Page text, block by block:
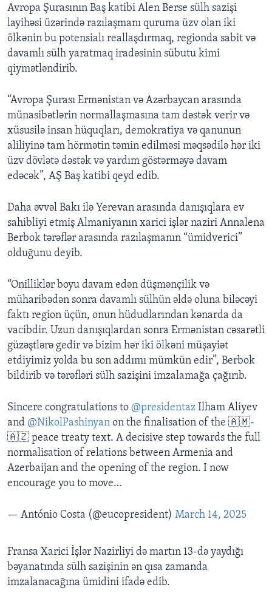
Avropa Şurasının Baş katibi Alen Berse sülh sazişi
layihəsi üzərində razılaşmanı quruma üzv olan iki
ölkənin bu potensialı reallaşdırmaq, regionda sabit və
davamlı sülh yaratmaq iradəsinin sübutu kimi
qiymətləndirib.
“Avropa Şurası Ermənistan və Azərbaycan arasında
münasibətlərin normallaşmasına tam dəstək verir və
xüsusilə insan hüquqları, demokratiya və qanunun
aliliyinə tam hörmətin təmin edilməsi məqsədilə hər iki
üzv dövlətə dəstək və yardım göstərməyə davam
edəcək”, AŞ Baş katibi qeyd edib.
Daha əvvəl Bakı ilə Yerevan arasında danışıqlara ev
sahibliyi etmiş Almaniyanın xarici işlər naziri Annalena
Berbok tərəflər arasında razılaşmanın “ümidverici”
olduğunu deyib.
“Onilliklər boyu davam edən düşmənçilik və
müharibədən sonra davamlı sülhün əldə oluna biləcəyi
faktı region üçün, onun hüdudlarından kənarda da
vacibdir. Uzun danışıqlardan sonra Ermənistan cəsarətli
güzəştlərə gedir və bizim hər iki ölkəni müşayiət
etdiyimiz yolda bu son addımı mümkün edir”, Berbok
bildirib və tərəfləri sülh sazişini imzalamağa çağırıb.
Sincere congratulations to @presidentaz Ilham Aliyev
and @NikolPashinyan on the finalisation of the 🇦🇲-
🇦🇿 peace treaty text. A decisive step towards the full
normalisation of relations between Armenia and
Azerbaijan and the opening of the region. I now
encourage you to move…
— António Costa (@eucopresident) March 14, 2025
Fransa Xarici İşlər Nazirliyi də martın 13-də yaydığı
bəyanatında sülh sazişinin ən qısa zamanda
imzalanacağına ümidini ifadə edib.